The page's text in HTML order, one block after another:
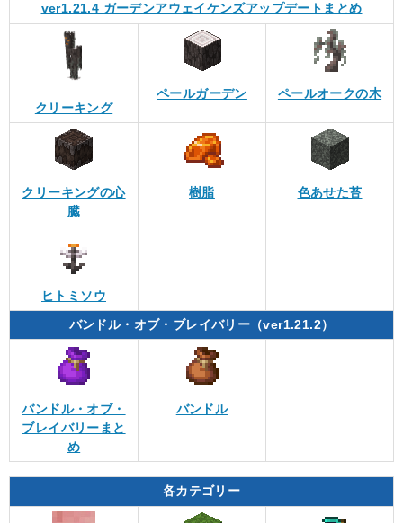
ver1.21.4 ガーデンアウェイケンズアップデートまとめ
クリーキング
ペールガーデン ペールオークの木
クリーキングの心
臓
樹脂 色あせた苔
ヒトミソウ
バンドル・オブ・ブレイバリー（ver1.21.2）
バンドル・オブ・
ブレイバリーまと
め
バンドル
各カテゴリー